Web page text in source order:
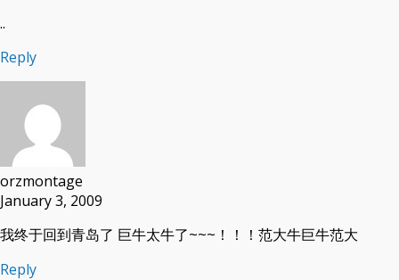
..
Reply
orzmontage
January 3, 2009
我终于回到青岛了 巨牛太牛了~~~！！！范大牛巨牛范大
Reply